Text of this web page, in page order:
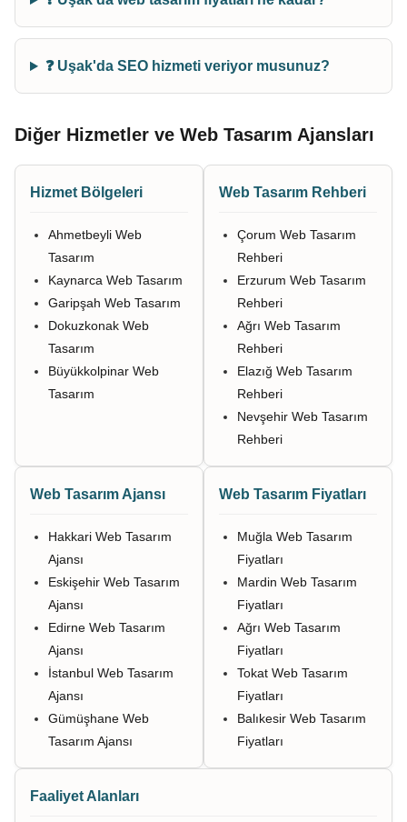
❓ Uşak'da SEO hizmeti veriyor musunuz?
Diğer Hizmetler ve Web Tasarım Ajansları
Hizmet Bölgeleri
Ahmetbeyli Web
Tasarım
Kaynarca Web Tasarım
Garipşah Web Tasarım
Dokuzkonak Web
Tasarım
Büyükkolpinar Web
Tasarım
Web Tasarım Rehberi
Çorum Web Tasarım
Rehberi
Erzurum Web Tasarım
Rehberi
Ağrı Web Tasarım
Rehberi
Elazığ Web Tasarım
Rehberi
Nevşehir Web Tasarım
Rehberi
Web Tasarım Ajansı
Hakkari Web Tasarım
Ajansı
Eskişehir Web Tasarım
Ajansı
Edirne Web Tasarım
Ajansı
İstanbul Web Tasarım
Ajansı
Gümüşhane Web
Tasarım Ajansı
Web Tasarım Fiyatları
Muğla Web Tasarım
Fiyatları
Mardin Web Tasarım
Fiyatları
Ağrı Web Tasarım
Fiyatları
Tokat Web Tasarım
Fiyatları
Balıkesir Web Tasarım
Fiyatları
Faaliyet Alanları